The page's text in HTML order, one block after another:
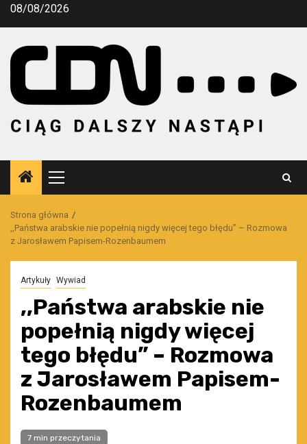
Przejdź
08/08/2026
Menu
główne
Strona główna
,,Państwa arabskie nie popełnią nigdy więcej tego błędu” – Rozmowa
z Jarosławem Papisem-Rozenbaumem
Artykuły Wywiad
,,Państwa arabskie nie
popełnią nigdy więcej
tego błędu” – Rozmowa
z Jarosławem Papisem-
Rozenbaumem
7 min przeczytania